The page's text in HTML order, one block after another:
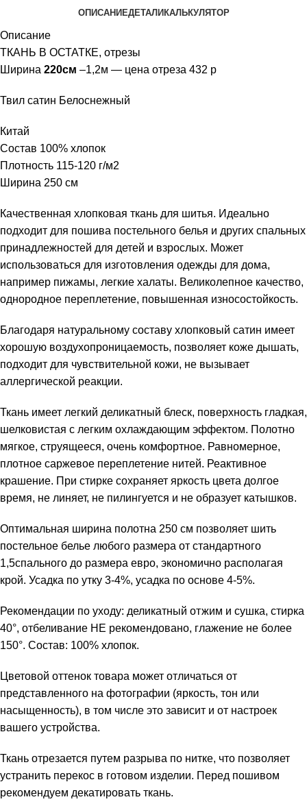
ОПИСАНИЕДЕТАЛИ КАЛЬКУЛЯТОР
Описание
ТКАНЬ В ОСТАТКЕ, отрезы
Ширина 220см –1,2м — цена отреза 432 р
Твил сатин Белоснежный
Китай
Состав 100% хлопок
Плотность 115-120 г/м2
Ширина 250 см
Качественная хлопковая ткань для шитья. Идеально
подходит для пошива постельного белья и других спальных
принадлежностей для детей и взрослых. Может
использоваться для изготовления одежды для дома,
например пижамы, легкие халаты. Великолепное качество,
однородное переплетение, повышенная износостойкость.
Благодаря натуральному составу хлопковый сатин имеет
хорошую воздухопроницаемость, позволяет коже дышать,
подходит для чувствительной кожи, не вызывает
аллергической реакции.
Ткань имеет легкий деликатный блеск, поверхность гладкая,
шелковистая с легким охлаждающим эффектом. Полотно
мягкое, струящееся, очень комфортное. Равномерное,
плотное саржевое переплетение нитей. Реактивное
крашение. При стирке сохраняет яркость цвета долгое
время, не линяет, не пилингуется и не образует катышков.
Оптимальная ширина полотна 250 см позволяет шить
постельное белье любого размера от стандартного
1,5спального до размера евро, экономично располагая
крой. Усадка по утку 3-4%, усадка по основе 4-5%.
Рекомендации по уходу: деликатный отжим и сушка, стирка
40°, отбеливание НЕ рекомендовано, глажение не более
150°. Состав: 100% хлопок.
Цветовой оттенок товара может отличаться от
представленного на фотографии (яркость, тон или
насыщенность), в том числе это зависит и от настроек
вашего устройства.
Ткань отрезается путем разрыва по нитке, что позволяет
устранить перекос в готовом изделии. Перед пошивом
рекомендуем декатировать ткань.